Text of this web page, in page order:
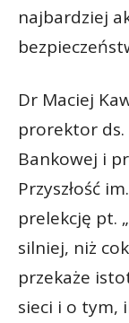
najbardziej
Dr Maciej
prorektor ds.
Bankowej i
Przyszłość
prelekcję pt.
silniej, niż
przekaże
sieci i o tym,